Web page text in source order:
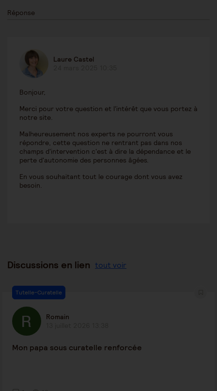
Réponse
Laure Castel
Bonjour,
Merci pour votre question et l'intérêt que vous portez à
notre site.
Malheureusement nos experts ne pourront vous
répondre, cette question ne rentrant pas dans nos
champs d'intervention c'est à dire la dépendance et le
perte d'autonomie des personnes âgées.
En vous souhaitant tout le courage dont vous avez
besoin.
Discussions en lien tout voir
Tutelle-Curatelle
Romain
Mon papa sous curatelle renforcée